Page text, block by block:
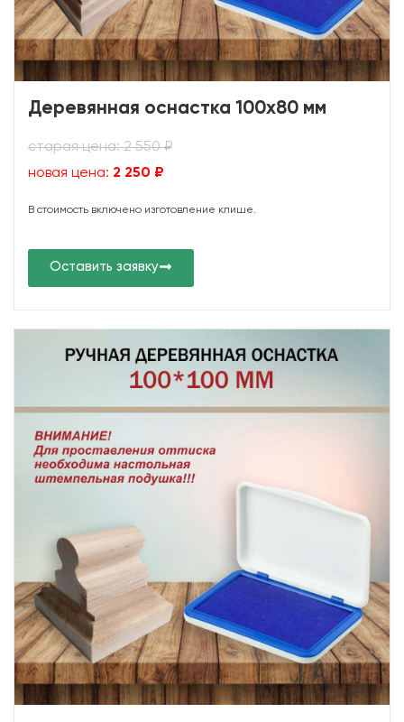
Деревянная оснастка 100х80 мм
старая цена: 2 550 ₽
новая цена: 2 250 ₽
В стоимость включено изготовление клише.
Оставить заявку